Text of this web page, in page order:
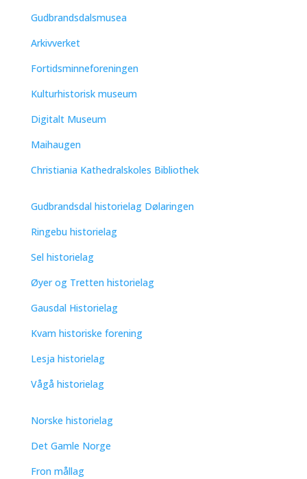
Gudbrandsdalsmusea
Arkivverket
Fortidsminneforeningen
Kulturhistorisk museum
Digitalt Museum
Maihaugen
Christiania Kathedralskoles Bibliothek
Gudbrandsdal historielag Dølaringen
Ringebu historielag
Sel historielag
Øyer og Tretten historielag
Gausdal Historielag
Kvam historiske forening
Lesja historielag
Vågå historielag
Norske historielag
Det Gamle Norge
Fron mållag